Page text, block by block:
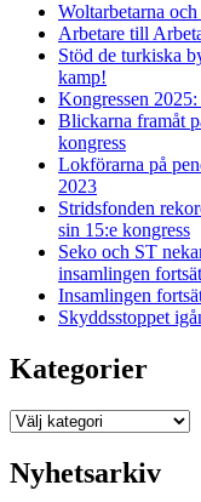
Woltarbetarna
Arbetare till
Stöd de turkiska
kamp!
Kongressen
Blickarna framåt
kongress
Lokförarna på
2023
Stridsfonden
sin 15:e kongress
Seko och ST
insamlingen
Insamlingen
Skyddsstoppet
Kategorier
Kategorier
Nyhetsarkiv